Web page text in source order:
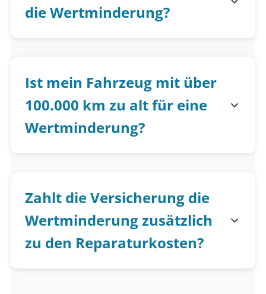
die Wertminderung?
Ist mein Fahrzeug mit über
100.000 km zu alt für eine
Wertminderung?
Zahlt die Versicherung die
Wertminderung zusätzlich
zu den Reparaturkosten?